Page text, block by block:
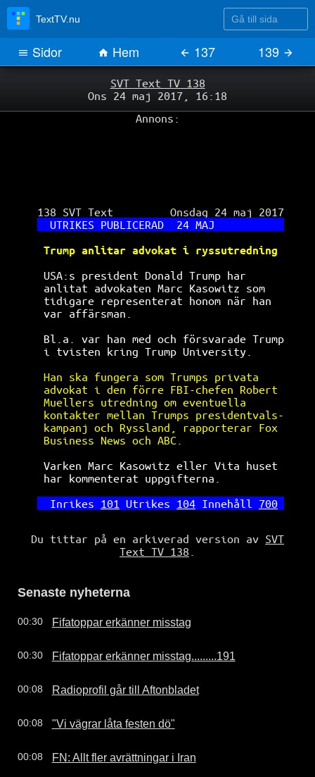
SVT Text TV 138
Ons 24 maj 2017, 16:18
Annons:
138 SVT Text         Onsdag 24 maj 2017
UTRIKES PUBLICERAD  24 MAJ
Trump anlitar advokat i ryssutredning
USA:s president Donald Trump har
anlitat advokaten Marc Kasowitz som
tidigare representerat honom när han
var affärsman.
Bl.a. var han med och försvarade Trump
i tvisten kring Trump University.
Han ska fungera som Trumps privata
advokat i den förre FBI-chefen Robert
Muellers utredning om eventuella
kontakter mellan Trumps presidentvals-
kampanj och Ryssland, rapporterar Fox
Business News och ABC.
Varken Marc Kasowitz eller Vita huset
har kommenterat uppgifterna.
Inrikes 101 Utrikes 104 Innehåll 700
Du tittar på en arkiverad version av SVT
Text TV 138
Senaste nyheterna
00:30 Fifatoppar erkänner misstag
00:30 Fifatoppar erkänner misstag.........191
00:08 Radioprofil går till Aftonbladet
00:08 "Vi vägrar låta festen dö"
00:08 FN: Allt fler avrättningar i Iran
TextTV.nu Gå till sida
Sidor Hem 137 139